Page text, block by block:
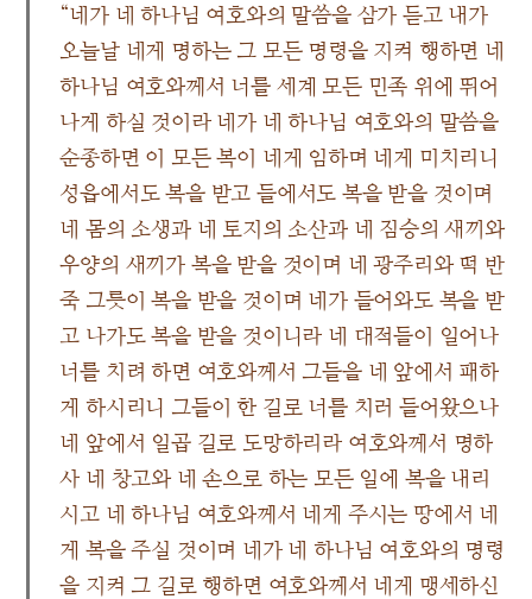
“네가 네 하나님 여호와의 말씀을 삼가 듣고 내가
오늘날 네게 명하는 그 모든 명령을 지켜 행하면 네
하나님 여호와께서 너를 세계 모든 민족 위에 뛰어
나게 하실 것이라 네가 네 하나님 여호와의 말씀을
순종하면 이 모든 복이 네게 임하며 네게 미치리니
성읍에서도 복을 받고 들에서도 복을 받을 것이며
네 몸의 소생과 네 토지의 소산과 네 짐승의 새끼와
우양의 새끼가 복을 받을 것이며 네 광주리와 떡 반
죽 그릇이 복을 받을 것이며 네가 들어와도 복을 받
고 나가도 복을 받을 것이니라 네 대적들이 일어나
너를 치려 하면 여호와께서 그들을 네 앞에서 패하
게 하시리니 그들이 한 길로 너를 치러 들어왔으나
네 앞에서 일곱 길로 도망하리라 여호와께서 명하
사 네 창고와 네 손으로 하는 모든 일에 복을 내리
시고 네 하나님 여호와께서 네게 주시는 땅에서 네
게 복을 주실 것이며 네가 네 하나님 여호와의 명령
을 지켜 그 길로 행하면 여호와께서 네게 맹세하신